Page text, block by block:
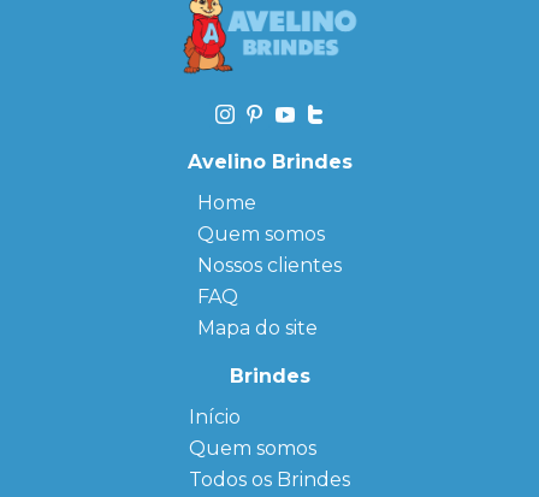
Avelino Brindes
Home
Quem somos
Nossos clientes
FAQ
Mapa do site
Brindes
Início
Quem somos
← Back
FAQ
Sitemap
Todos os Brindes
← Back
Agendas
Personalizadas